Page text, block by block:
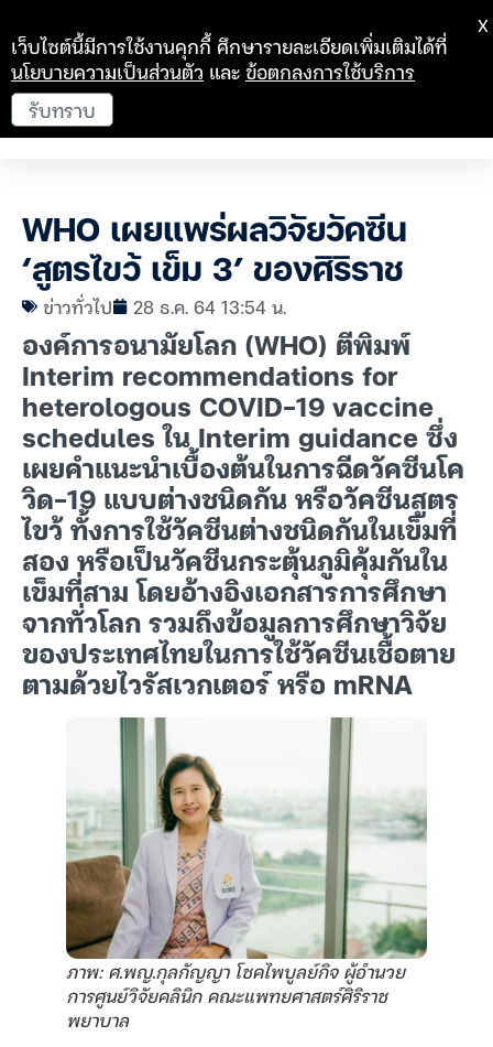
WHO เผยแพร่ผลวิจัยวัคซีน
‘สูตรไขว้ เข็ม 3’ ของศิริราช
ข่าวทั่วไป 28 ธ.ค. 64 13:54 น.
องค์การอนามัยโลก (WHO) ตีพิมพ์
Interim recommendations for
heterologous COVID-19 vaccine
schedules ใน Interim guidance ซึ่ง
เผยคำแนะนำเบื้องต้นในการฉีดวัคซีนโค
วิด-19 แบบต่างชนิดกัน หรือวัคซีนสูตร
ไขว้ ทั้งการใช้วัคซีนต่างชนิดกันในเข็มที่
สอง หรือเป็นวัคซีนกระตุ้นภูมิคุ้มกันใน
เข็มที่สาม โดยอ้างอิงเอกสารการศึกษา
จากทั่วโลก รวมถึงข้อมูลการศึกษาวิจัย
ของประเทศไทยในการใช้วัคซีนเชื้อตาย
ตามด้วยไวรัสเวกเตอร์ หรือ mRNA
ภาพ: ศ.พญ.กุลกัญญา โชคไพบูลย์กิจ ผู้อำนวย
การศูนย์วิจัยคลินิก คณะแพทยศาสตร์ศิริราช
พยาบาล
เว็บไซต์นี้มีการใช้งานคุกกี้ ศึกษารายละเอียดเพิ่มเติมได้ที่
นโยบายความเป็นส่วนตัว และข้อตกลงการใช้บริการ
รับทราบ
X